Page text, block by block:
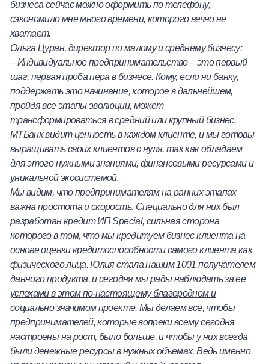
бизнеса сейчас можно оформить по телефону,
сэкономило мне много времени, которого вечно не
хватает.
Ольга Цуран, директор по малому и среднему бизнесу:
–Индивидуальное предпринимательство – это первый
шаг, первая проба пера в бизнесе. Кому, если ни банку,
поддержать это начинание, которое в дальнейшем,
пройдя все этапы эволюции, может
трансформироваться в средний или крупный бизнес.
МТБанк видит ценность в каждом клиенте, и мы готовы
выращивать своих клиентов с нуля, так как обладаем
для этого нужными знаниями, финансовыми ресурсами и
уникальной экосистемой.
Мы видим, что предпринимателям на ранних этапах
важна простота и скорость. Специально для них был
разработан кредит ИПSpecial, сильная сторона
которого в том, что мы кредитуем бизнес клиента на
основе оценки кредитоспособности самого клиента как
физического лица. Юлия стала нашим 1001 получателем
данного продукта, и сегоднямы рады наблюдать за ее
успехами в этом по-настоящему благородном и
социально значимом проекте. Мы делаем все, чтобы
предпринимателей, которые вопреки всему сегодня
настроены на рост, было больше, и чтобы у них всегда
были денежные ресурсы в нужных объемах. Ведь именно